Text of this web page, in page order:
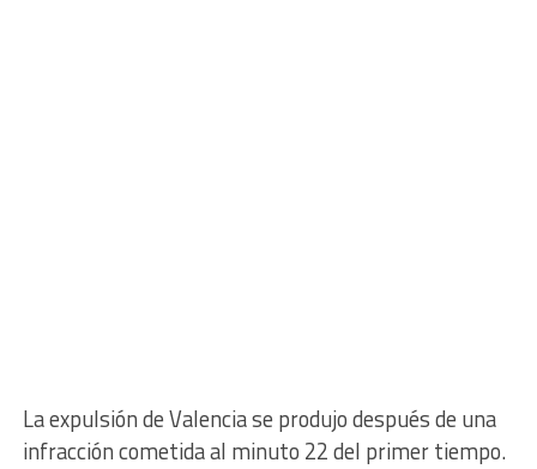
La expulsión de Valencia se produjo después de una
infracción cometida al minuto 22 del primer tiempo.